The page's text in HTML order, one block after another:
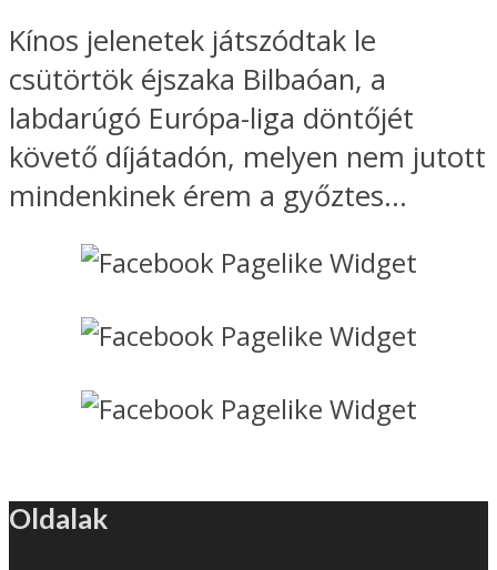
Kínos jelenetek játszódtak le
csütörtök éjszaka Bilbaóan, a
labdarúgó Európa-liga döntőjét
követő díjátadón, melyen nem jutott
mindenkinek érem a győztes...
Oldalak